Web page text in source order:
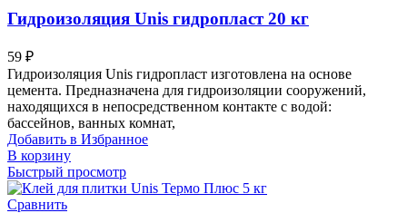
Гидроизоляция Unis гидропласт 20 кг
59 ₽
Гидроизоляция Unis гидропласт изготовлена на основе
цемента. Предназначена для гидроизоляции сооружений,
находящихся в непосредственном контакте с водой:
бассейнов, ванных комнат,
Добавить в Избранное
В корзину
Быстрый просмотр
Сравнить